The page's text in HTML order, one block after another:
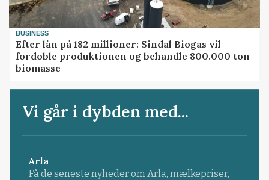
BUSINESS
Efter lån på 182 millioner: Sindal Biogas vil
fordoble produktionen og behandle 800.000 ton
biomasse
Vi går i dybden med...
Arla
Få de seneste nyheder om Arla, mælkepriser,